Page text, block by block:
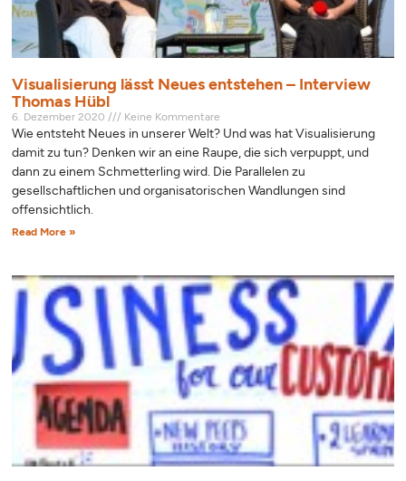
Visualisierung lässt Neues entstehen – Interview
Thomas Hübl
6. Dezember 2020 Keine Kommentare
Wie entsteht Neues in unserer Welt? Und was hat Visualisierung
damit zu tun? Denken wir an eine Raupe, die sich verpuppt, und
dann zu einem Schmetterling wird. Die Parallelen zu
gesellschaftlichen und organisatorischen Wandlungen sind
offensichtlich.
Read More »